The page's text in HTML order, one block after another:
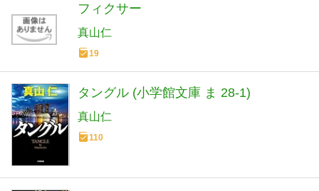
フィクサー
真山仁
19
タングル (小学館文庫 ま 28-1)
真山仁
110